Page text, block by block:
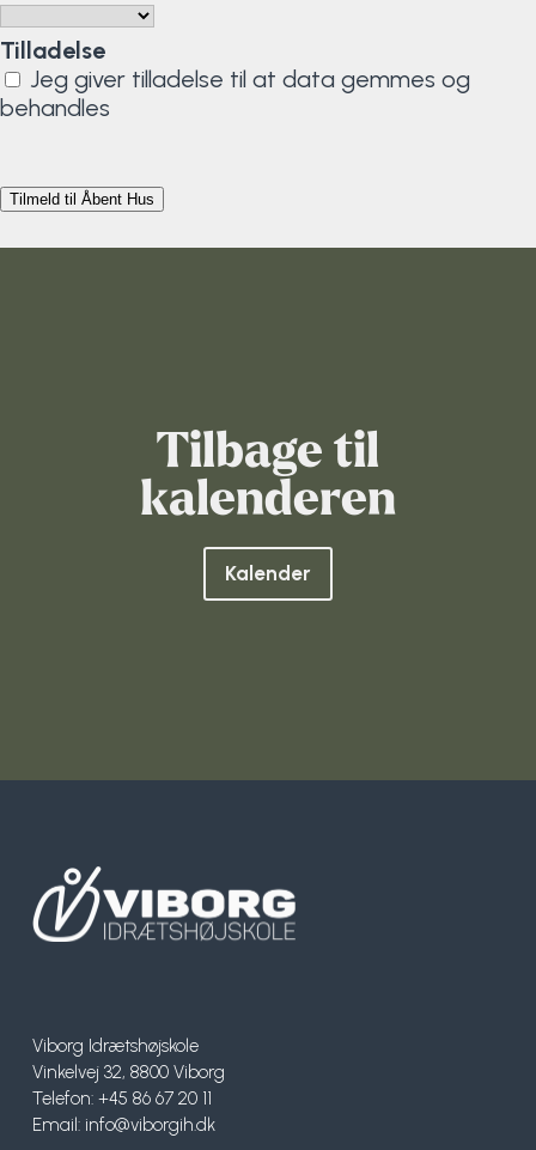
Tilladelse
Jeg giver tilladelse til at data gemmes og
behandles
Tilbage til
kalenderen
Kalender
Viborg Idrætshøjskole
Vinkelvej 32, 8800 Viborg
Telefon: +45 86 67 20 11
Email: info@viborgih.dk